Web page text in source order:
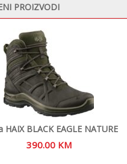
PROIZVODI
HAIX BLACK EAGLE NATURE
390.00 KM